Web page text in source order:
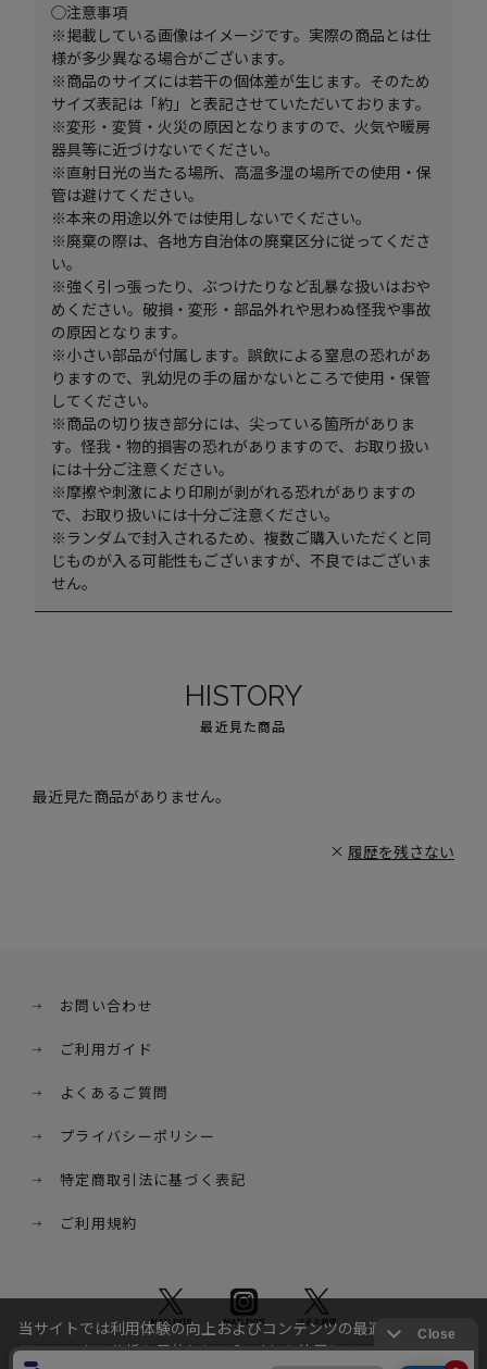
◯注意事項
※掲載している画像はイメージです。実際の商品とは仕
様が多少異なる場合がございます。
※商品のサイズには若干の個体差が生じます。そのため
サイズ表記は「約」と表記させていただいております。
※変形・変質・火災の原因となりますので、火気や暖房
器具等に近づけないでください。
※直射日光の当たる場所、高温多湿の場所での使用・保
管は避けてください。
※本来の用途以外では使用しないでください。
※廃棄の際は、各地方自治体の廃棄区分に従ってくださ
い。
※強く引っ張ったり、ぶつけたりなど乱暴な扱いはおや
めください。破損・変形・部品外れや思わぬ怪我や事故
の原因となります。
※小さい部品が付属します。誤飲による窒息の恐れがあ
りますので、乳幼児の手の届かないところで使用・保管
してください。
※商品の切り抜き部分には、尖っている箇所がありま
す。怪我・物的損害の恐れがありますので、お取り扱い
には十分ご注意ください。
※摩擦や刺激により印刷が剥がれる恐れがありますの
で、お取り扱いには十分ご注意ください。
※ランダムで封入されるため、複数ご購入いただくと同
じものが入る可能性もございますが、不良ではございま
せん。
HISTORY
最近見た商品
最近見た商品がありません。
履歴を残さない
お問い合わせ
ご利用ガイド
よくあるご質問
プライバシーポリシー
特定商取引法に基づく表記
ご利用規約
当サイトでは利用体験の向上およびコンテンツの最適な提供、ト
ラフィックの分析を目的としてCookieを使用しています。